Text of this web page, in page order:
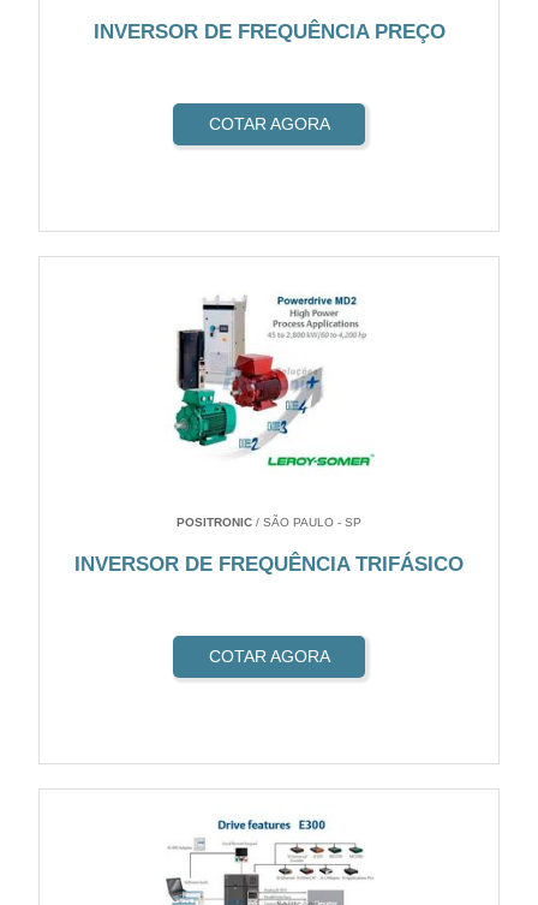
INVERSOR DE FREQUÊNCIA PREÇO
COTAR AGORA
POSITRONIC / SÃO PAULO - SP
INVERSOR DE FREQUÊNCIA TRIFÁSICO
COTAR AGORA